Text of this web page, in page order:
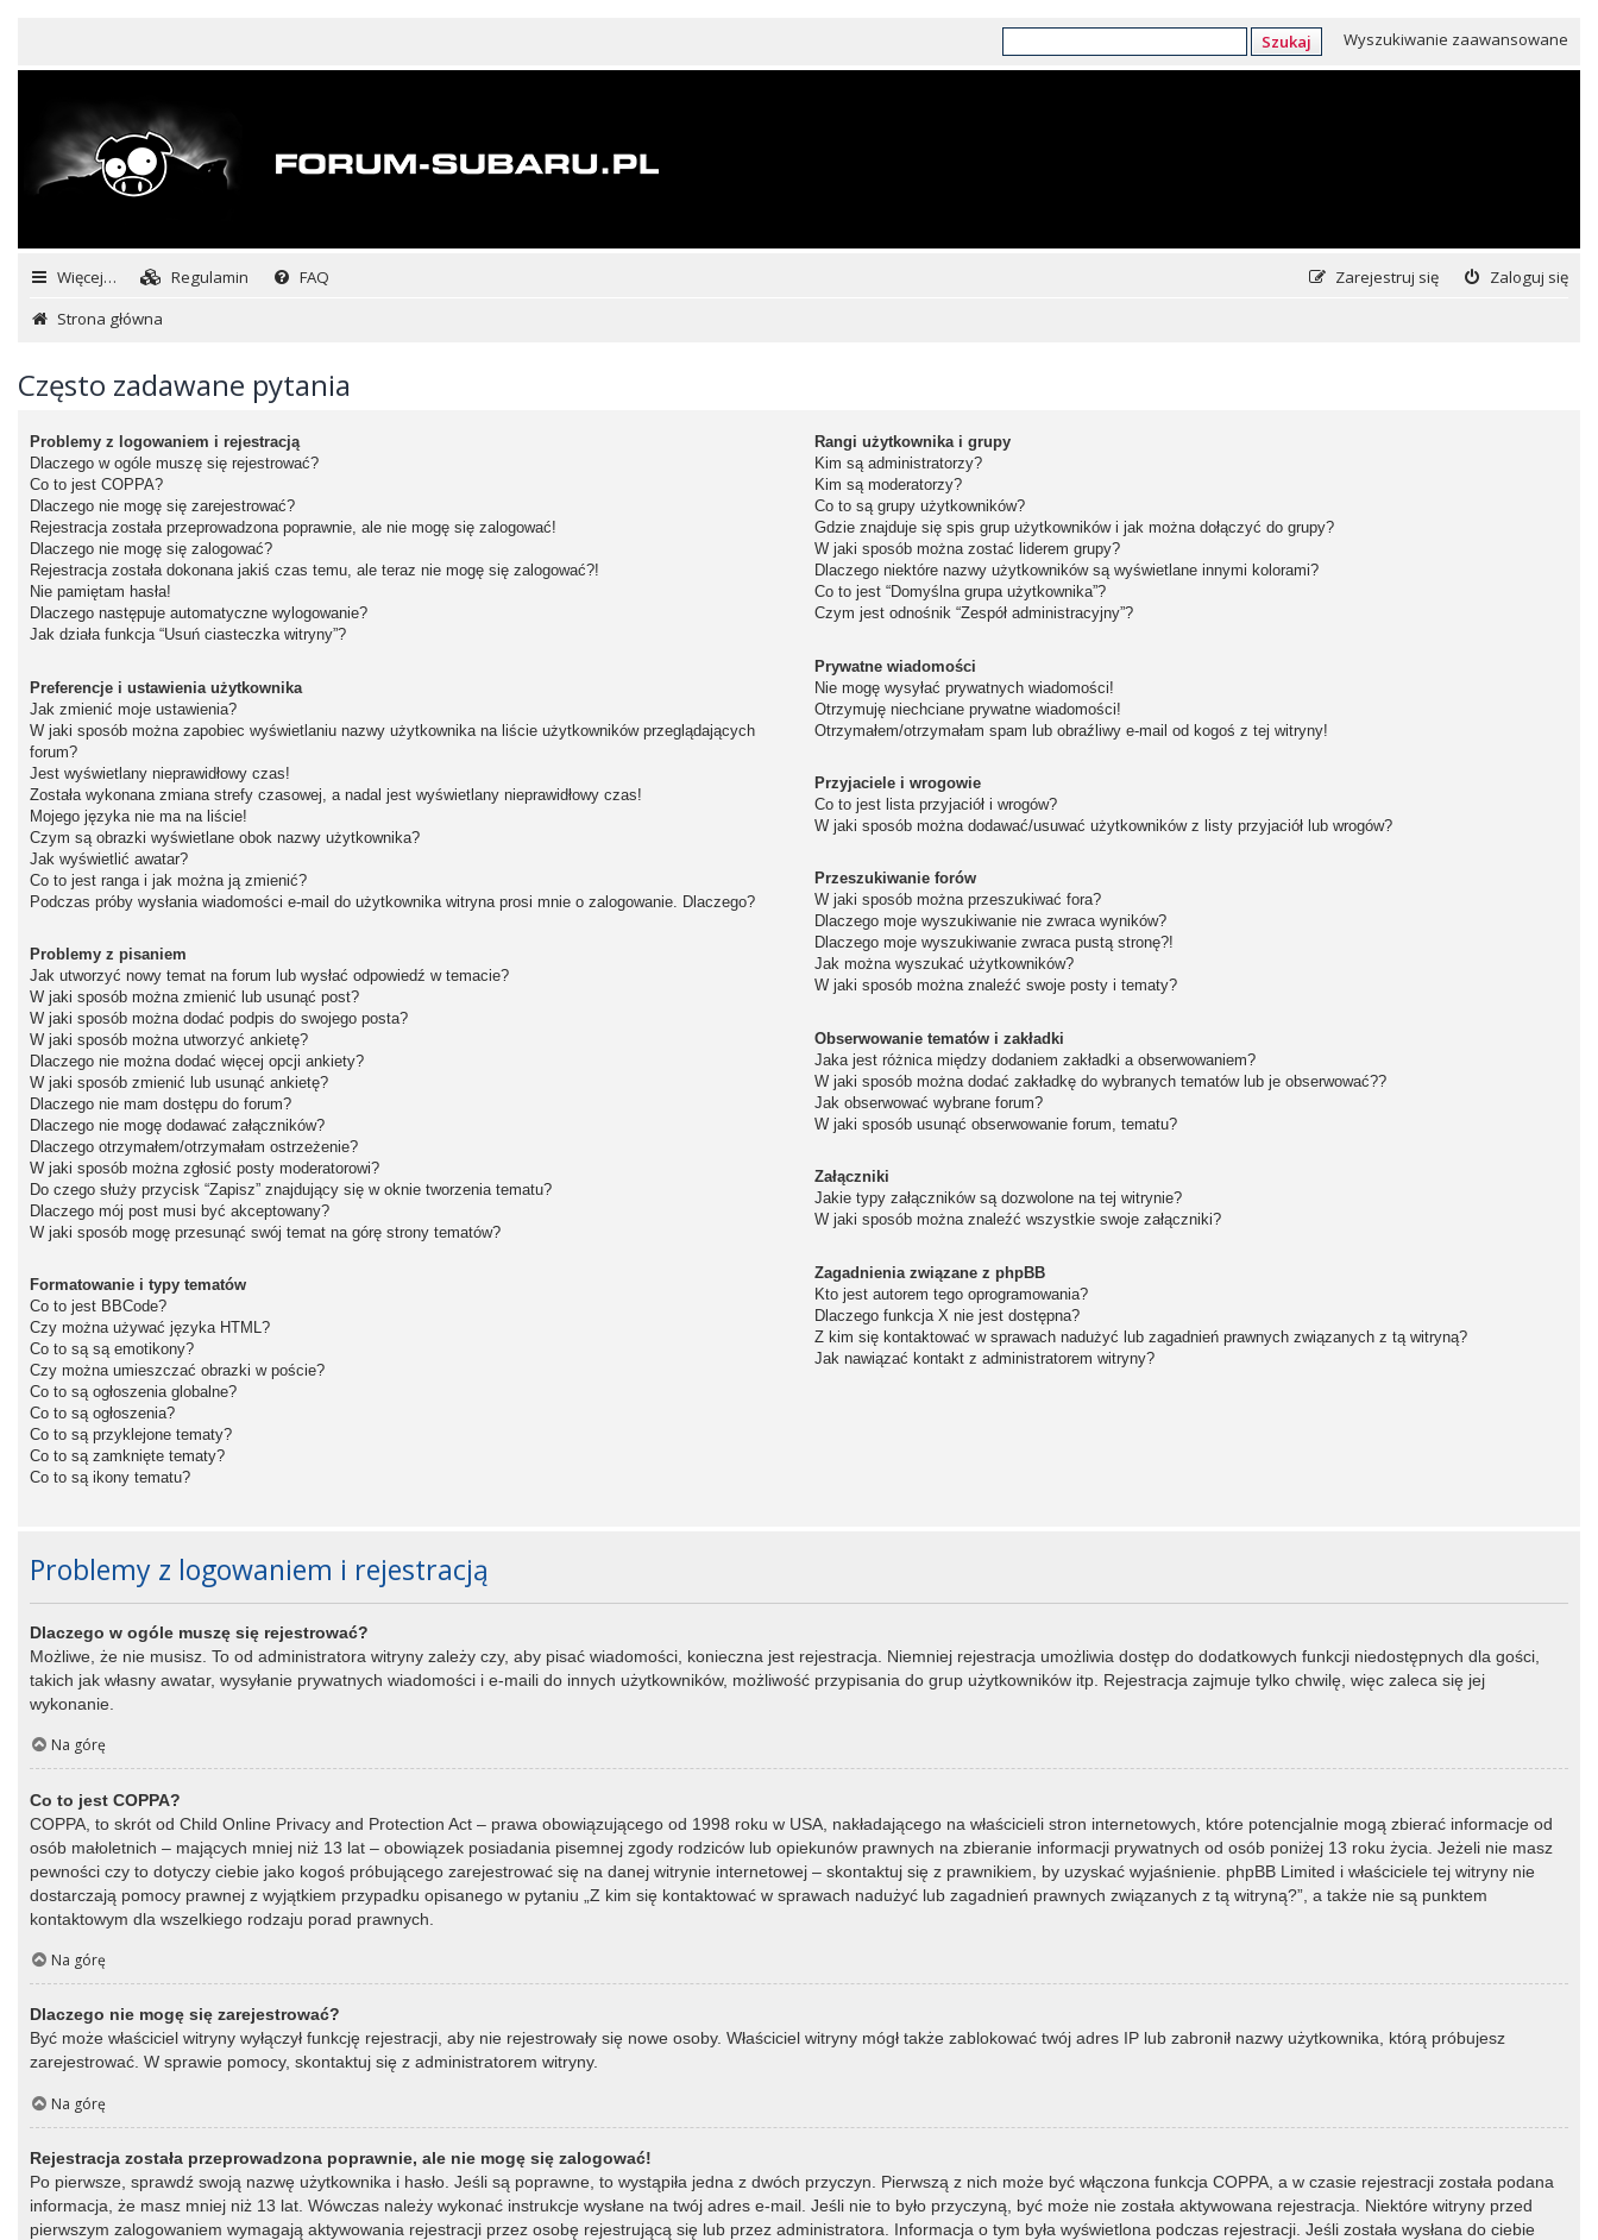
Szukaj Wyszukiwanie zaawansowane
Więcej… Regulamin FAQ Zaloguj się
Zarejestruj się
Strona główna
Często zadawane pytania
Problemy z logowaniem i rejestracją
Dlaczego w ogóle muszę się rejestrować?
Co to jest COPPA?
Dlaczego nie mogę się zarejestrować?
Rejestracja została przeprowadzona poprawnie, ale nie mogę się zalogować!
Dlaczego nie mogę się zalogować?
Rejestracja została dokonana jakiś czas temu, ale teraz nie mogę się zalogować?!
Nie pamiętam hasła!
Dlaczego następuje automatyczne wylogowanie?
Jak działa funkcja “Usuń ciasteczka witryny”?
Preferencje i ustawienia użytkownika
Jak zmienić moje ustawienia?
W jaki sposób można zapobiec wyświetlaniu nazwy użytkownika na liście użytkowników przeglądających
forum?
Jest wyświetlany nieprawidłowy czas!
Została wykonana zmiana strefy czasowej, a nadal jest wyświetlany nieprawidłowy czas!
Mojego języka nie ma na liście!
Czym są obrazki wyświetlane obok nazwy użytkownika?
Jak wyświetlić awatar?
Co to jest ranga i jak można ją zmienić?
Podczas próby wysłania wiadomości e-mail do użytkownika witryna prosi mnie o zalogowanie. Dlaczego?
Problemy z pisaniem
Jak utworzyć nowy temat na forum lub wysłać odpowiedź w temacie?
W jaki sposób można zmienić lub usunąć post?
W jaki sposób można dodać podpis do swojego posta?
W jaki sposób można utworzyć ankietę?
Dlaczego nie można dodać więcej opcji ankiety?
W jaki sposób zmienić lub usunąć ankietę?
Dlaczego nie mam dostępu do forum?
Dlaczego nie mogę dodawać załączników?
Dlaczego otrzymałem/otrzymałam ostrzeżenie?
W jaki sposób można zgłosić posty moderatorowi?
Do czego służy przycisk “Zapisz” znajdujący się w oknie tworzenia tematu?
Dlaczego mój post musi być akceptowany?
W jaki sposób mogę przesunąć swój temat na górę strony tematów?
Formatowanie i typy tematów
Co to jest BBCode?
Czy można używać języka HTML?
Co to są są emotikony?
Czy można umieszczać obrazki w poście?
Co to są ogłoszenia globalne?
Co to są ogłoszenia?
Co to są przyklejone tematy?
Co to są zamknięte tematy?
Co to są ikony tematu?
Rangi użytkownika i grupy
Kim są administratorzy?
Kim są moderatorzy?
Co to są grupy użytkowników?
Gdzie znajduje się spis grup użytkowników i jak można dołączyć do grupy?
W jaki sposób można zostać liderem grupy?
Dlaczego niektóre nazwy użytkowników są wyświetlane innymi kolorami?
Co to jest “Domyślna grupa użytkownika”?
Czym jest odnośnik “Zespół administracyjny”?
Prywatne wiadomości
Nie mogę wysyłać prywatnych wiadomości!
Otrzymuję niechciane prywatne wiadomości!
Otrzymałem/otrzymałam spam lub obraźliwy e-mail od kogoś z tej witryny!
Przyjaciele i wrogowie
Co to jest lista przyjaciół i wrogów?
W jaki sposób można dodawać/usuwać użytkowników z listy przyjaciół lub wrogów?
Przeszukiwanie forów
W jaki sposób można przeszukiwać fora?
Dlaczego moje wyszukiwanie nie zwraca wyników?
Dlaczego moje wyszukiwanie zwraca pustą stronę?!
Jak można wyszukać użytkowników?
W jaki sposób można znaleźć swoje posty i tematy?
Obserwowanie tematów i zakładki
Jaka jest różnica między dodaniem zakładki a obserwowaniem?
W jaki sposób można dodać zakładkę do wybranych tematów lub je obserwować??
Jak obserwować wybrane forum?
W jaki sposób usunąć obserwowanie forum, tematu?
Załączniki
Jakie typy załączników są dozwolone na tej witrynie?
W jaki sposób można znaleźć wszystkie swoje załączniki?
Zagadnienia związane z phpBB
Kto jest autorem tego oprogramowania?
Dlaczego funkcja X nie jest dostępna?
Z kim się kontaktować w sprawach nadużyć lub zagadnień prawnych związanych z tą witryną?
Jak nawiązać kontakt z administratorem witryny?
Problemy z logowaniem i rejestracją
Dlaczego w ogóle muszę się rejestrować?
Możliwe, że nie musisz. To od administratora witryny zależy czy, aby pisać wiadomości, konieczna jest rejestracja. Niemniej rejestracja umożliwia dostęp do dodatkowych funkcji niedostępnych dla gości,
takich jak własny awatar, wysyłanie prywatnych wiadomości i e-maili do innych użytkowników, możliwość przypisania do grup użytkowników itp. Rejestracja zajmuje tylko chwilę, więc zaleca się jej
wykonanie.
Na górę
Co to jest COPPA?
COPPA, to skrót od Child Online Privacy and Protection Act – prawa obowiązującego od 1998 roku w USA, nakładającego na właścicieli stron internetowych, które potencjalnie mogą zbierać informacje od
osób małoletnich – mających mniej niż 13 lat – obowiązek posiadania pisemnej zgody rodziców lub opiekunów prawnych na zbieranie informacji prywatnych od osób poniżej 13 roku życia. Jeżeli nie masz
pewności czy to dotyczy ciebie jako kogoś próbującego zarejestrować się na danej witrynie internetowej – skontaktuj się z prawnikiem, by uzyskać wyjaśnienie. phpBB Limited i właściciele tej witryny nie
dostarczają pomocy prawnej z wyjątkiem przypadku opisanego w pytaniu „Z kim się kontaktować w sprawach nadużyć lub zagadnień prawnych związanych z tą witryną?”, a także nie są punktem
kontaktowym dla wszelkiego rodzaju porad prawnych.
Na górę
Dlaczego nie mogę się zarejestrować?
Być może właściciel witryny wyłączył funkcję rejestracji, aby nie rejestrowały się nowe osoby. Właściciel witryny mógł także zablokować twój adres IP lub zabronił nazwy użytkownika, którą próbujesz
zarejestrować. W sprawie pomocy, skontaktuj się z administratorem witryny.
Na górę
Rejestracja została przeprowadzona poprawnie, ale nie mogę się zalogować!
Po pierwsze, sprawdź swoją nazwę użytkownika i hasło. Jeśli są poprawne, to wystąpiła jedna z dwóch przyczyn. Pierwszą z nich może być włączona funkcja COPPA, a w czasie rejestracji została podana
informacja, że masz mniej niż 13 lat. Wówczas należy wykonać instrukcje wysłane na twój adres e-mail. Jeśli nie to było przyczyną, być może nie została aktywowana rejestracja. Niektóre witryny przed
pierwszym zalogowaniem wymagają aktywowania rejestracji przez osobę rejestrującą się lub przez administratora. Informacja o tym była wyświetlona podczas rejestracji. Jeśli została wysłana do ciebie